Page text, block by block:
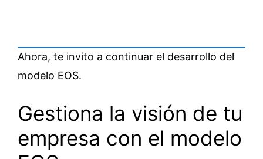
Ahora, te invito a continuar el desarrollo del
modelo EOS.
Gestiona la visión de tu
empresa con el modelo